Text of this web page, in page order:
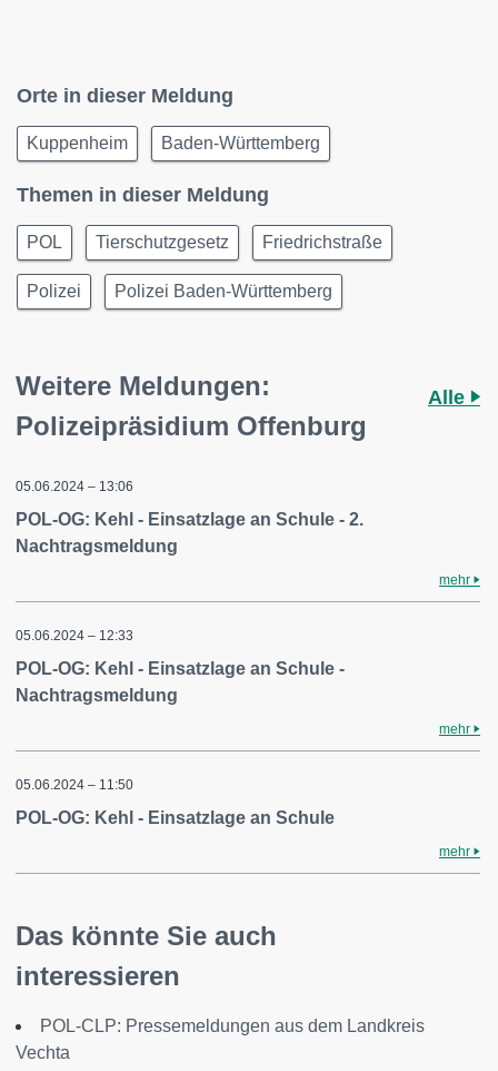
Orte in dieser Meldung
Kuppenheim Baden-Württemberg
Themen in dieser Meldung
POL Tierschutzgesetz Friedrichstraße
Polizei Polizei Baden-Württemberg
Weitere Meldungen:
Polizeipräsidium Offenburg
Alle
05.06.2024 – 13:06
POL-OG: Kehl - Einsatzlage an Schule - 2.
Nachtragsmeldung
mehr
05.06.2024 – 12:33
POL-OG: Kehl - Einsatzlage an Schule -
Nachtragsmeldung
mehr
05.06.2024 – 11:50
POL-OG: Kehl - Einsatzlage an Schule
mehr
Das könnte Sie auch
interessieren
POL-CLP: Pressemeldungen aus dem Landkreis
Vechta